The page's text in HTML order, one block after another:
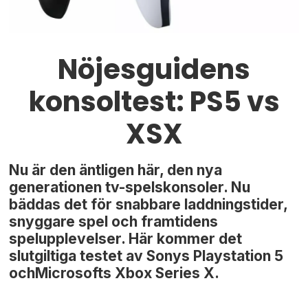
Nöjesguidens
konsoltest: PS5 vs
XSX
Nu är den äntligen här, den nya
generationen tv-spelskonsoler. Nu
bäddas det för snabbare laddningstider,
snyggare spel och framtidens
spelupplevelser. Här kommer det
slutgiltiga testet av Sonys Playstation 5
ochMicrosofts Xbox Series X.